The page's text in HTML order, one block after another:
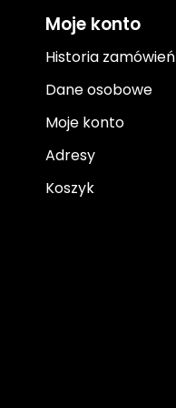
Moje konto
Historia zamówień
Dane osobowe
Moje konto
Adresy
Koszyk